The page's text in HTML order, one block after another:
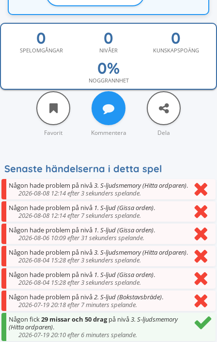
SPELOMGÅNGAR NIVÅER KUNSKAPSPOÄNG
NOGGRANNHET
Favorit Kommentera Dela
Senaste händelserna i detta spel
Någon hade problem på nivå3. S-ljudsmemory (Hitta ordparen).
2026-08-08 12:14 efter 3 sekunders spelande.
Någon hade problem på nivå 1. S-ljud (Gissa orden).
2026-08-08 12:14 efter 7 sekunders spelande.
Någon hade problem på nivå 1. S-ljud (Gissa orden).
2026-08-06 10:09 efter 31 sekunders spelande.
Någon hade problem på nivå3. S-ljudsmemory (Hitta ordparen).
2026-08-04 15:28 efter 3 sekunders spelande.
Någon hade problem på nivå 1. S-ljud (Gissa orden).
2026-08-04 15:28 efter 3 sekunders spelande.
Någon hade problem på nivå2. S-ljud (Bokstavsbräde).
2026-07-19 20:18 efter 7 minuters spelande.
Någon fick29 missar och 50 dragpå nivå3. S-ljudsmemory
(Hitta ordparen).
2026-07-19 20:10 efter 6 minuters spelande.